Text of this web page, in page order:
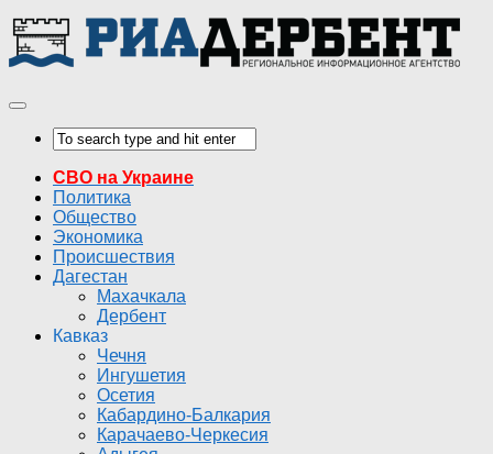
СВО на Украине
Политика
Общество
Экономика
Происшествия
Дагестан
Махачкала
Дербент
Кавказ
Чечня
Ингушетия
Осетия
Кабардино-Балкария
Карачаево-Черкесия